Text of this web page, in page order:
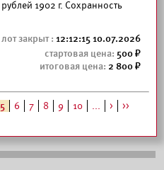
1902 г. Сохранность
12:12:15 10.07.2026
500
2 800
5 6 7 8 9 10 ... >
>>